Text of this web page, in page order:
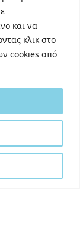
και να
κλικ στο
cookies από